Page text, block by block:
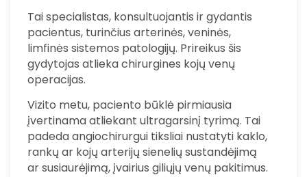
Tai specialistas, konsultuojantis ir gydantis
pacientus, turinčius arterinės, veninės,
limfinės sistemos patologijų. Prireikus šis
gydytojas atlieka chirurgines kojų venų
operacijas.
Vizito metu, paciento būklė pirmiausia
įvertinama atliekant ultragarsinį tyrimą. Tai
padeda angiochirurgui tiksliai nustatyti kaklo,
rankų ar kojų arterijų sienelių sustandėjimą
ar susiaurėjimą, įvairius giliųjų venų pakitimus.